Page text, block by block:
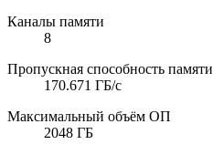
Каналы памяти
8
Пропускная способность памяти
170.671 ГБ/с
Максимальный объём ОП
2048 ГБ